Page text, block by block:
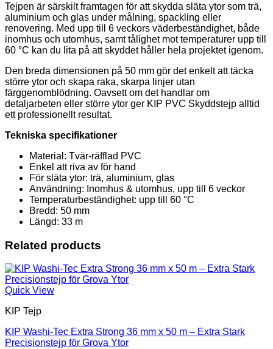
Tejpen är särskilt framtagen för att skydda släta ytor som trä,
aluminium och glas under målning, spackling eller
renovering. Med upp till 6 veckors väderbeständighet, både
inomhus och utomhus, samt tålighet mot temperaturer upp till
60 °C kan du lita på att skyddet håller hela projektet igenom.
Den breda dimensionen på 50 mm gör det enkelt att täcka
större ytor och skapa raka, skarpa linjer utan
färggenomblödning. Oavsett om det handlar om
detaljarbeten eller större ytor ger KIP PVC Skyddstejp alltid
ett professionellt resultat.
Tekniska specifikationer
Material: Tvär-räfflad PVC
Enkel att riva av för hand
För släta ytor: trä, aluminium, glas
Användning: Inomhus & utomhus, upp till 6 veckor
Temperaturbeständighet: upp till 60 °C
Bredd: 50 mm
Längd: 33 m
Related products
Quick View
KIP Tejp
KIP Washi-Tec Extra Strong 36 mm x 50 m – Extra Stark
Precisionstejp för Grova Ytor